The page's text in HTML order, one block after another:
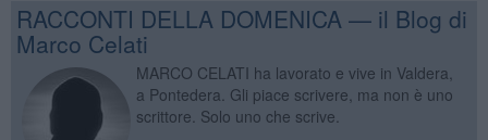
RACCONTI DELLA DOMENICA — il Blog di
Marco Celati
MARCO CELATI ha lavorato e vive in Valdera,
a Pontedera. Gli piace scrivere, ma non è uno
scrittore. Solo uno che scrive.